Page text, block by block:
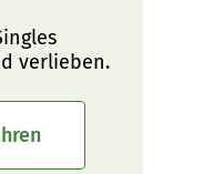
verlieben.